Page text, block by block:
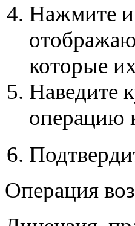
Нажмите
которые
Наведите
операцию
Операция